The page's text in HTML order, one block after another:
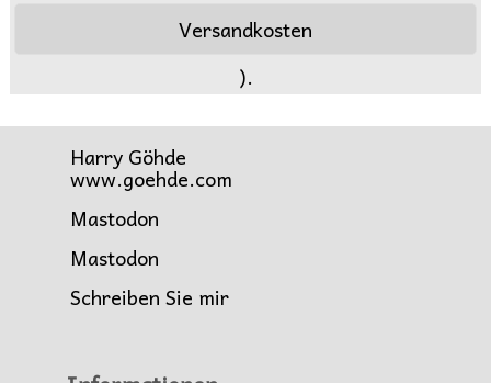
Versandkosten
).
Harry Göhde
www.goehde.com
Mastodon
Mastodon
Schreiben Sie mir